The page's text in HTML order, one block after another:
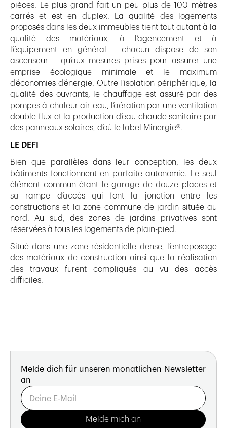
pièces. Le plus grand fait un peu plus de 100 mètres
carrés et est en duplex. La qualité des logements
proposés dans les deux immeubles tient tout autant à la
qualité des matériaux, à l’agencement et à
l’équipement en général – chacun dispose de son
ascenseur – qu’aux mesures prises pour assurer une
emprise écologique minimale et le maximum
d’économies d’énergie. Outre l’isolation périphérique, la
qualité des ouvrants, le chauffage est assuré par des
pompes à chaleur air-eau, l’aération par une ventilation
double flux et la production d’eau chaude sanitaire par
des panneaux solaires, d’où le label Minergie®.
LE DEFI
Bien que parallèles dans leur conception, les deux
bâtiments fonctionnent en parfaite autonomie. Le seul
élément commun étant le garage de douze places et
sa rampe d’accès qui font la jonction entre les
constructions et la zone commune de jardin située au
nord. Au sud, des zones de jardins privatives sont
réservées à tous les logements de plain-pied.
Situé dans une zone résidentielle dense, l’entreposage
des matériaux de construction ainsi que la réalisation
des travaux furent compliqués au vu des accès
difficiles.
Melde dich für unseren monatlichen Newsletter
an